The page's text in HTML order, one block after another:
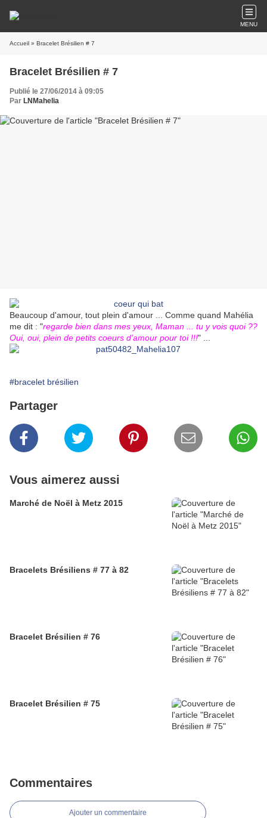
MENU
Accueil » Bracelet Brésilien # 7
Bracelet Brésilien # 7
Publié le 27/06/2014 à 09:05
Par LNMahelia
Beaucoup d'amour, tout plein d'amour ... Comme quand Mahélia
me dit : "regarde bien dans mes yeux, Maman ... tu y vois quoi ??
Oui, oui, plein de petits coeurs d'amour pour toi !!!" ...
#bracelet brésilien
Partager
Vous aimerez aussi
Marché de Noël à Metz 2015
Bracelets Brésiliens # 77 à 82
Bracelet Brésilien # 76
Bracelet Brésilien # 75
Commentaires
Ajouter un commentaire